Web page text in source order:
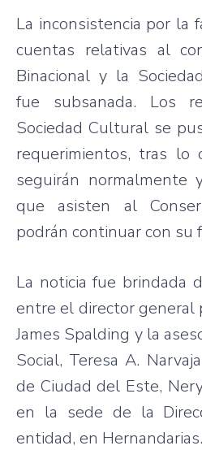
La inconsistencia por la
cuentas relativas al
Binacional y la
fue subsanada. Los
Sociedad Cultural se
requerimientos, tras lo
seguirán
que asisten al
podrán continuar con su
La noticia fue brindada
entre el director general
James Spalding y la
Social, Teresa A.
de Ciudad del Este,
en la sede de la
entidad, en Hernandarias.